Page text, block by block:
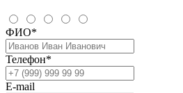
ФИО*
Телефон*
E-mail